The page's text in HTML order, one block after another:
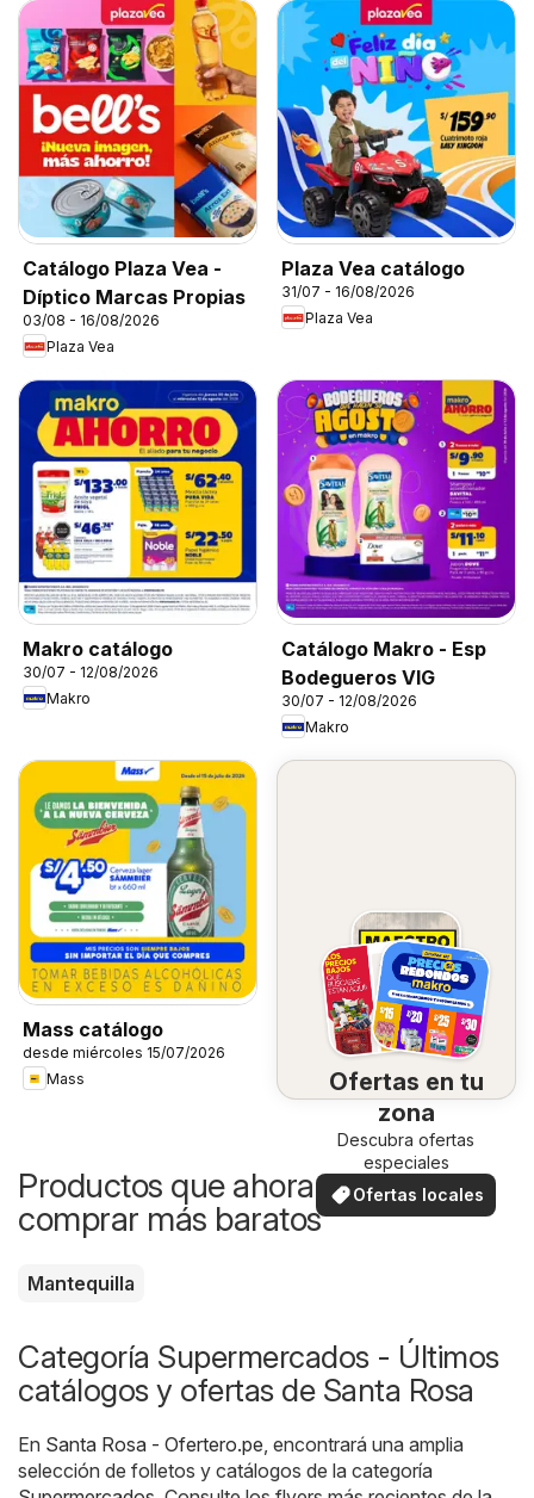
Catálogo Plaza Vea -
Díptico Marcas Propias
03/08 - 16/08/2026
Plaza Vea
Plaza Vea catálogo
31/07 - 16/08/2026
Plaza Vea
Makro catálogo
30/07 - 12/08/2026
Makro
Catálogo Makro - Esp
Bodegueros VIG
30/07 - 12/08/2026
Makro
Mass catálogo
desde miércoles 15/07/2026
Mass
Ofertas en tu
zona
Descubra ofertas
especiales
Ofertas locales
Productos que ahora puedes
comprar más baratos
Mantequilla
Categoría Supermercados - Últimos
catálogos y ofertas de Santa Rosa
En Santa Rosa - Ofertero.pe, encontrará una amplia
selección de folletos y catálogos de la categoría